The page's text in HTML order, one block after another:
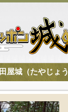
田屋城（たやじょう